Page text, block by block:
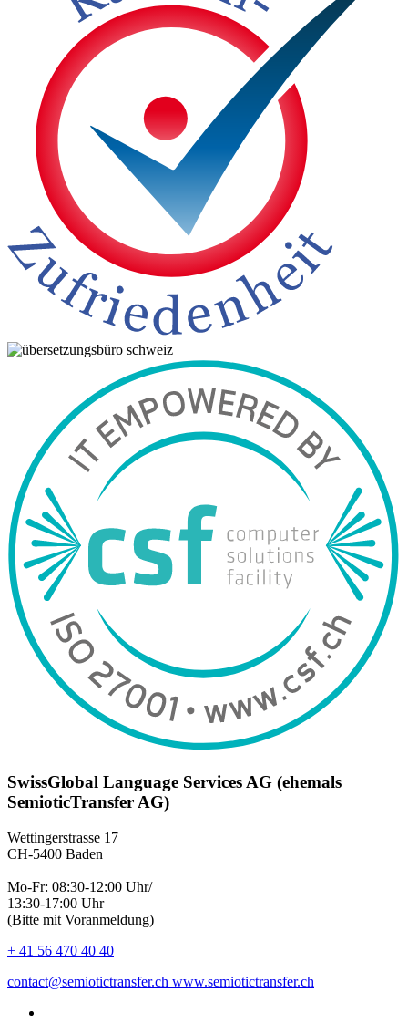
SwissGlobal Language Services AG (ehemals
SemioticTransfer AG)
Wettingerstrasse 17
CH-5400 Baden
Mo-Fr: 08:30-12:00 Uhr/
13:30-17:00 Uhr
(Bitte mit Voranmeldung)
+ 41 56 470 40 40
contact@semiotictransfer.ch www.semiotictransfer.ch